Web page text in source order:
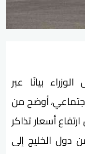
بيانًا عبر
أوضح من
أسعار تذاكر
دول الخليج إلى